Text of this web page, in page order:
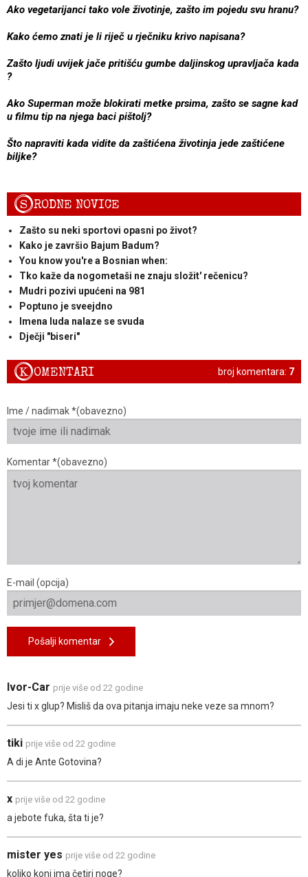
Ako vegetarijanci tako vole životinje, zašto im pojedu svu hranu?
Kako ćemo znati je li riječ u rječniku krivo napisana?
Zašto ljudi uvijek jače pritišću gumbe daljinskog upravljača kada
?
Ako Superman može blokirati metke prsima, zašto se sagne kad
u filmu tip na njega baci pištolj?
Što napraviti kada vidite da zaštićena životinja jede zaštićene
biljke?
SRODNE NOVICE
Zašto su neki sportovi opasni po život?
Kako je završio Bajum Badum?
You know you're a Bosnian when:
Tko kaže da nogometaši ne znaju složit' rečenicu?
Mudri pozivi upućeni na 981
Poptuno je sveejdno
Imena luda nalaze se svuda
Dječji "biseri"
broj komentara: 7
KOMENTARI
Ime / nadimak *(obavezno)
Komentar *(obavezno)
E-mail (opcija)
Pošalji komentar
Ivor-Car prije više od 22 godine
Jesi ti x glup? Misliš da ova pitanja imaju neke veze sa mnom?
tiki prije više od 22 godine
A di je Ante Gotovina?
x prije više od 22 godine
a jebote fuka, šta ti je?
mister yes prije više od 22 godine
koliko konj ima četiri noge?